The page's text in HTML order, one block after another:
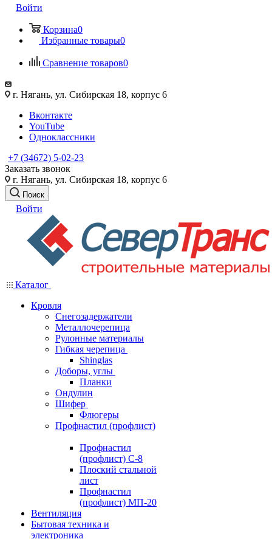
Войти
Корзина0
Избранные товары0
Сравнение товаров0
г. Нягань, ул. Сибирская 18, корпус 6
Вконтакте
YouTube
Одноклассники
+7 (34672) 5-02-23
Заказать звонок
г. Нягань, ул. Сибирская 18, корпус 6
Поиск
Войти
Каталог
Кровля
Снегозадержатели
Металлочерепица
Рулонные материалы
Гибкая черепица
Shinglas
Доборы, углы
Планки
Ондулин
Шифер
Флюгеры
Профнастил (профлист)
Профнастил
(профлист) С-8
Плоский стальной
лист
Профнастил
(профлист) МП-20
Вентиляция
Бытовая техника и
электроника